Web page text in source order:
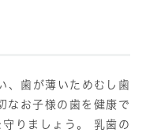
、歯が薄いためむし歯
なお子様の歯を健康で
りましょう。 乳歯の